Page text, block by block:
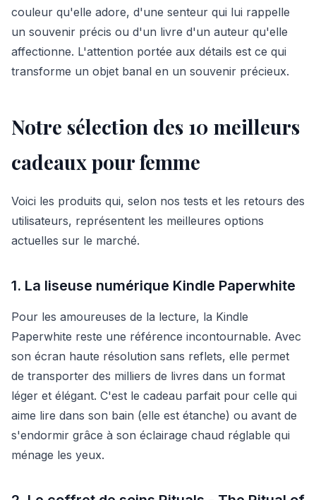
couleur qu'elle adore, d'une senteur qui lui rappelle
un souvenir précis ou d'un livre d'un auteur qu'elle
affectionne. L'attention portée aux détails est ce qui
transforme un objet banal en un souvenir précieux.
Notre sélection des 10 meilleurs
cadeaux pour femme
Voici les produits qui, selon nos tests et les retours des
utilisateurs, représentent les meilleures options
actuelles sur le marché.
1. La liseuse numérique Kindle Paperwhite
Pour les amoureuses de la lecture, la Kindle
Paperwhite reste une référence incontournable. Avec
son écran haute résolution sans reflets, elle permet
de transporter des milliers de livres dans un format
léger et élégant. C'est le cadeau parfait pour celle qui
aime lire dans son bain (elle est étanche) ou avant de
s'endormir grâce à son éclairage chaud réglable qui
ménage les yeux.